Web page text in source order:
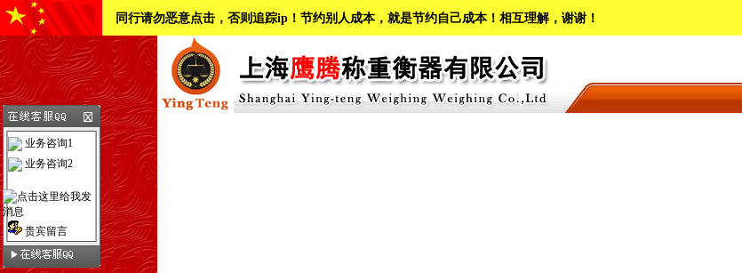
同行请勿恶意点击，否则追踪ip！节约别人成本，就是节约自己成本！相互理解，谢谢！
业务咨询1
业务咨询2
贵宾留言